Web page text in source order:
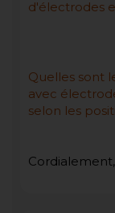
d'électrodes
Quelles sont
avec
selon les
Cordialement,